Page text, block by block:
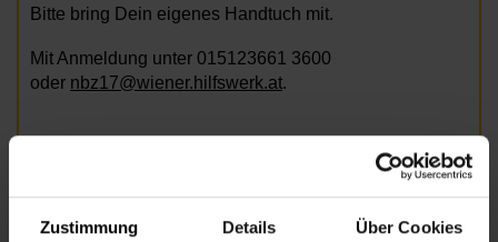
Zustimmung Details Über Cookies
Bitte bring Dein eigenes Handtuch mit.
Mit Anmeldung unter 015123661 3600
oder nbz17@wiener.hilfswerk.at.